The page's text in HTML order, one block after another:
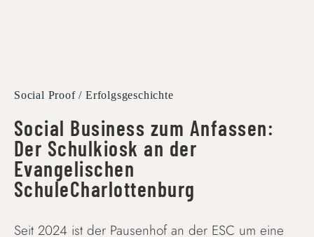
Social Proof / Erfolgsgeschichte
Social Business zum Anfassen:
Der Schulkiosk an der
Evangelischen
SchuleCharlottenburg
Seit 2024 ist der Pausenhof an der ESC um eine